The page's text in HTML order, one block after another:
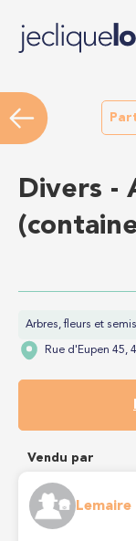
Divers -
Arbres, fleurs et
Rue d'Eupen 45,
Vendu par
Lemaire